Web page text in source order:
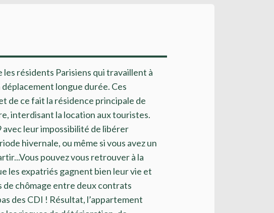
les résidents Parisiens qui travaillent à
longue durée. Ces
de ce fait la résidence principale de
interdisant la location aux touristes.
avec leur impossibilité de libérer
hivernale, ou même si vous avez un
pouvez vous retrouver à la
les expatriés gagnent bien leur vie et
chômage entre deux contrats
des CDI ! Résultat, l’appartement